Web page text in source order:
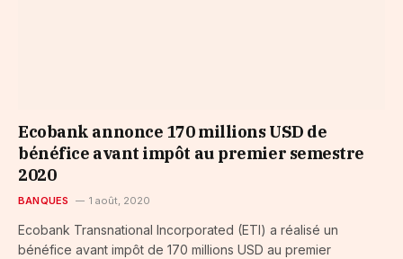
Ecobank annonce 170 millions USD de
bénéfice avant impôt au premier semestre
2020
BANQUES 1 août, 2020
Ecobank Transnational Incorporated (ETI) a réalisé un
bénéfice avant impôt de 170 millions USD au premier